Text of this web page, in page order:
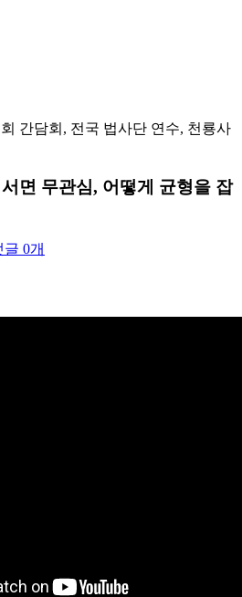
간담회, 전국 법사단 연수, 천룡사
면 무관심, 어떻게 균형을 잡
글 0개